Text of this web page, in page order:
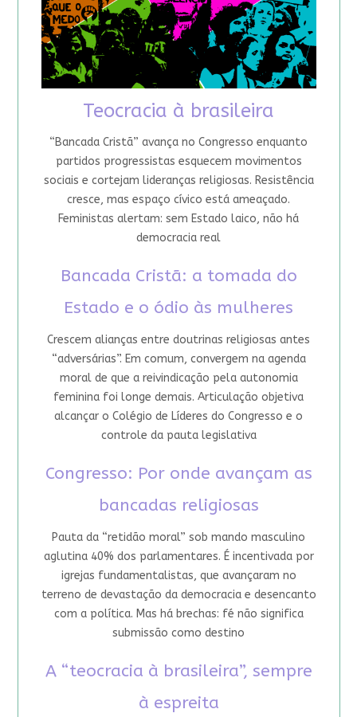
Teocracia à brasileira
“Bancada Cristã” avança no Congresso enquanto
partidos progressistas esquecem movimentos
sociais e cortejam lideranças religiosas. Resistência
cresce, mas espaço cívico está ameaçado.
Feministas alertam: sem Estado laico, não há
democracia real
Bancada Cristã: a tomada do
Estado e o ódio às mulheres
Crescem alianças entre doutrinas religiosas antes
“adversárias”. Em comum, convergem na agenda
moral de que a reivindicação pela autonomia
feminina foi longe demais. Articulação objetiva
alcançar o Colégio de Líderes do Congresso e o
controle da pauta legislativa
Congresso: Por onde avançam as
bancadas religiosas
Pauta da “retidão moral” sob mando masculino
aglutina 40% dos parlamentares. É incentivada por
igrejas fundamentalistas, que avançaram no
terreno de devastação da democracia e desencanto
com a política. Mas há brechas: fé não significa
submissão como destino
A “teocracia à brasileira”, sempre
à espreita